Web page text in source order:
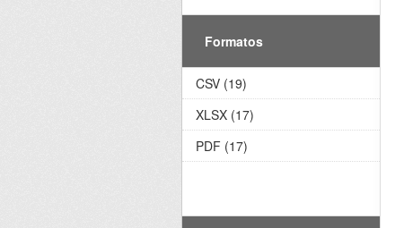
Formatos
CSV (19)
XLSX (17)
PDF (17)